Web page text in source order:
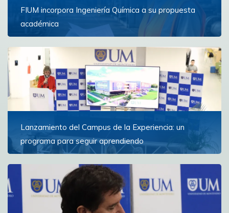
FIUM incorpora Ingeniería Química a su propuesta
académica
formará profesionales capaces de diseñar,
transformar y optimizar los procesos industriales que
están...
Ver más
Lanzamiento del Campus de la Experiencia: un
programa para seguir aprendiendo
para personas con experiencia que buscan ampliar
horizontes y continuar creciendo personal e...